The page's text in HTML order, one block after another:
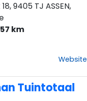
9405 TJ ASSEN,
km
Website
Tuintotaal